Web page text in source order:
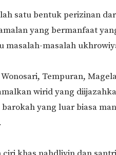
satu bentuk perizinan
yang bermanfaat
masalah-masalah
Tempuran,
wirid yang
yang luar biasa